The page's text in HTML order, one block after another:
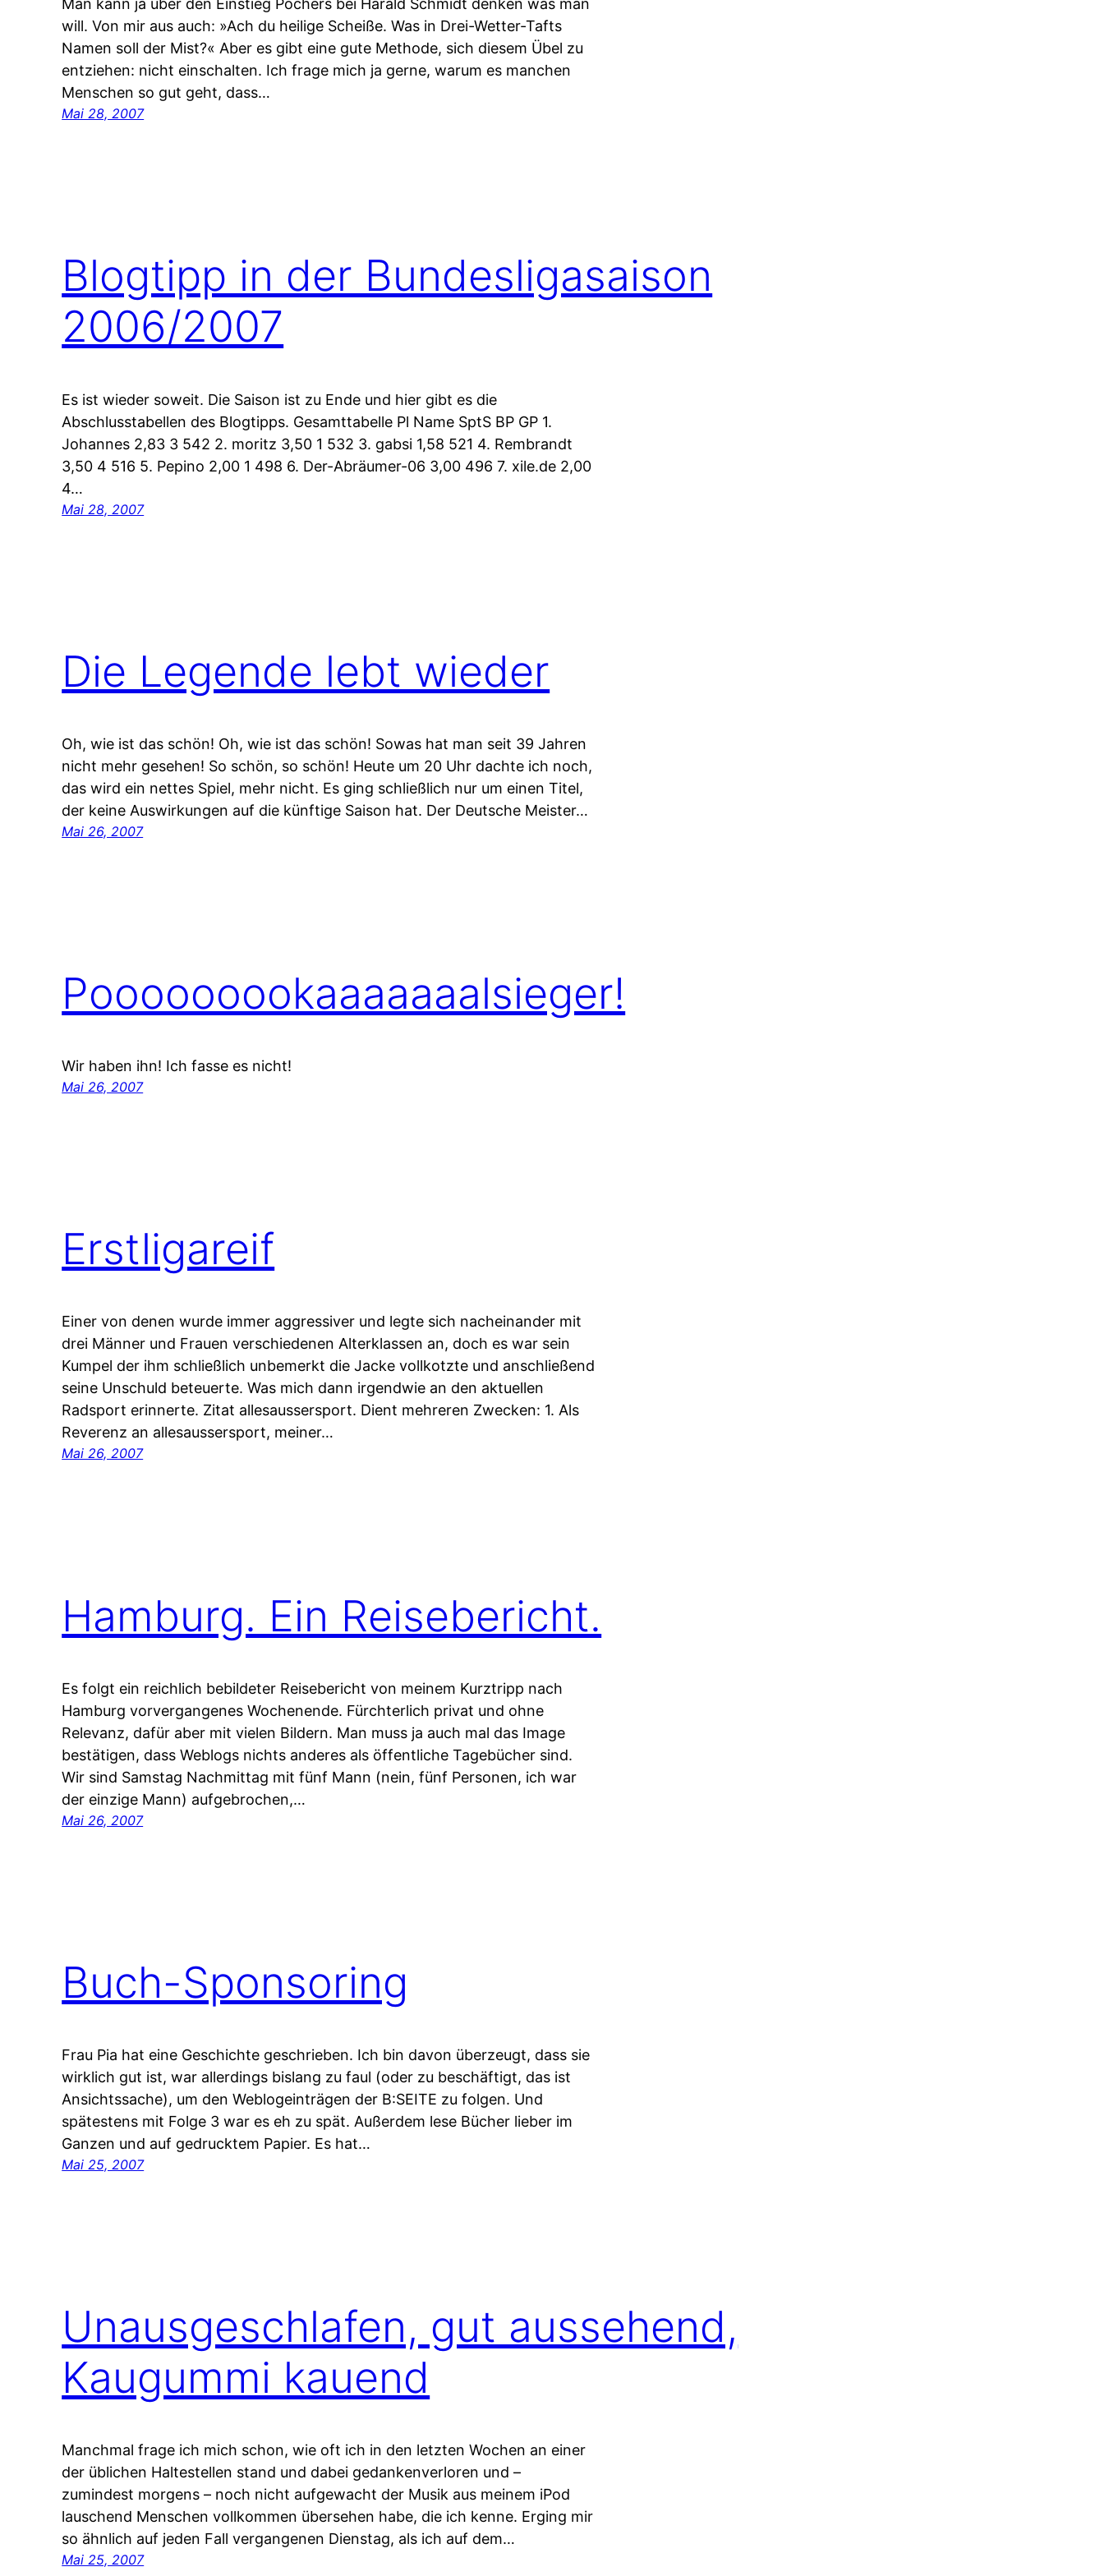
Man kann ja über den Einstieg Pochers bei Harald Schmidt denken was man
will. Von mir aus auch: »Ach du heilige Scheiße. Was in Drei-Wetter-Tafts
Namen soll der Mist?« Aber es gibt eine gute Methode, sich diesem Übel zu
entziehen: nicht einschalten. Ich frage mich ja gerne, warum es manchen
Menschen so gut geht, dass…
Mai 28, 2007
Blogtipp in der Bundesligasaison
2006/2007
Es ist wieder soweit. Die Saison ist zu Ende und hier gibt es die
Abschlusstabellen des Blogtipps. Gesamttabelle Pl Name SptS BP GP 1.
Johannes 2,83 3 542 2. moritz 3,50 1 532 3. gabsi 1,58 521 4. Rembrandt
3,50 4 516 5. Pepino 2,00 1 498 6. Der-Abräumer-06 3,00 496 7. xile.de 2,00
4…
Mai 28, 2007
Die Legende lebt wieder
Oh, wie ist das schön! Oh, wie ist das schön! Sowas hat man seit 39 Jahren
nicht mehr gesehen! So schön, so schön! Heute um 20 Uhr dachte ich noch,
das wird ein nettes Spiel, mehr nicht. Es ging schließlich nur um einen Titel,
der keine Auswirkungen auf die künftige Saison hat. Der Deutsche Meister…
Mai 26, 2007
Pooooooookaaaaaaalsieger!
Wir haben ihn! Ich fasse es nicht!
Mai 26, 2007
Erstligareif
Einer von denen wurde immer aggressiver und legte sich nacheinander mit
drei Männer und Frauen verschiedenen Alterklassen an, doch es war sein
Kumpel der ihm schließlich unbemerkt die Jacke vollkotzte und anschließend
seine Unschuld beteuerte. Was mich dann irgendwie an den aktuellen
Radsport erinnerte. Zitat allesaussersport. Dient mehreren Zwecken: 1. Als
Reverenz an allesaussersport, meiner…
Mai 26, 2007
Hamburg. Ein Reisebericht.
Es folgt ein reichlich bebildeter Reisebericht von meinem Kurztripp nach
Hamburg vorvergangenes Wochenende. Fürchterlich privat und ohne
Relevanz, dafür aber mit vielen Bildern. Man muss ja auch mal das Image
bestätigen, dass Weblogs nichts anderes als öffentliche Tagebücher sind.
Wir sind Samstag Nachmittag mit fünf Mann (nein, fünf Personen, ich war
der einzige Mann) aufgebrochen,…
Mai 26, 2007
Buch-Sponsoring
Frau Pia hat eine Geschichte geschrieben. Ich bin davon überzeugt, dass sie
wirklich gut ist, war allerdings bislang zu faul (oder zu beschäftigt, das ist
Ansichtssache), um den Weblogeinträgen der B:SEITE zu folgen. Und
spätestens mit Folge 3 war es eh zu spät. Außerdem lese Bücher lieber im
Ganzen und auf gedrucktem Papier. Es hat…
Mai 25, 2007
Unausgeschlafen, gut aussehend,
Kaugummi kauend
Manchmal frage ich mich schon, wie oft ich in den letzten Wochen an einer
der üblichen Haltestellen stand und dabei gedankenverloren und –
zumindest morgens – noch nicht aufgewacht der Musik aus meinem iPod
lauschend Menschen vollkommen übersehen habe, die ich kenne. Erging mir
so ähnlich auf jeden Fall vergangenen Dienstag, als ich auf dem…
Mai 25, 2007